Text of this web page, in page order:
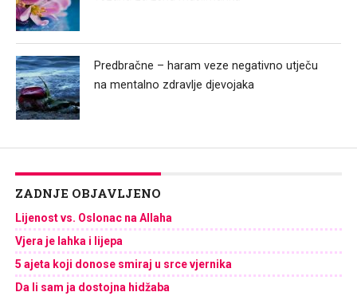
Predbračne – haram veze negativno utječu
na mentalno zdravlje djevojaka
ZADNJE OBJAVLJENO
Lijenost vs. Oslonac na Allaha
Vjera je lahka i lijepa
5 ajeta koji donose smiraj u srce vjernika
Da li sam ja dostojna hidžaba